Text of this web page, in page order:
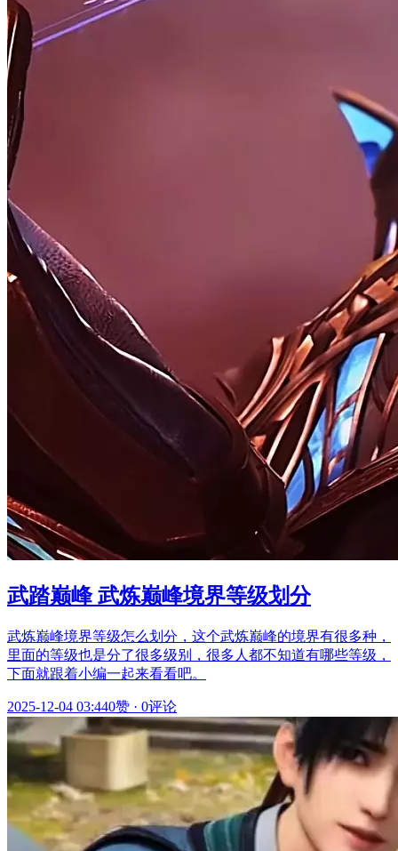
武踏巅峰 武炼巅峰境界等级划分
武炼巅峰境界等级怎么划分，这个武炼巅峰的境界有很多种，
里面的等级也是分了很多级别，很多人都不知道有哪些等级，
下面就跟着小编一起来看看吧。
2025-12-04 03:440赞 · 0评论